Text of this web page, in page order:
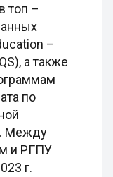
топ –
–
а также
по
Между
и РГПУ
г.